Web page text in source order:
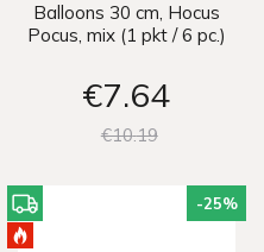
Balloons 30 cm, Hocus
Pocus, mix (1 pkt / 6 pc.)
€7 64
€1019
-25%